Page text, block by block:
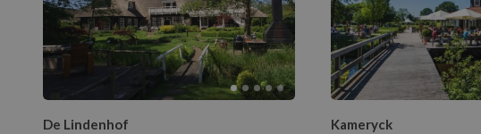
De Lindenhof Kameryck